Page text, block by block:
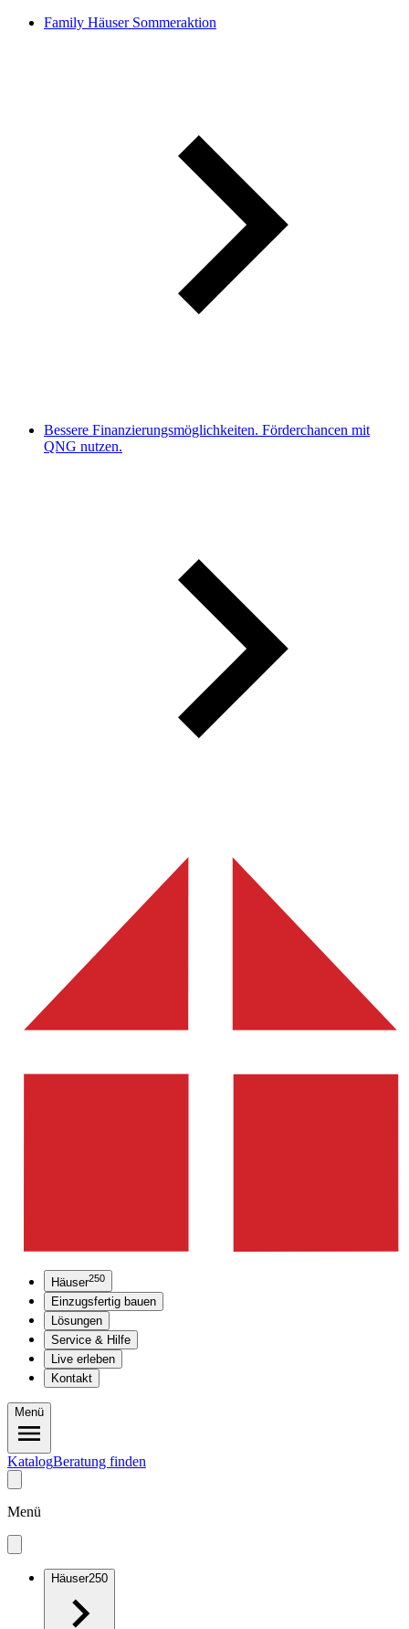
Family Häuser Sommeraktion
Bessere Finanzierungsmöglichkeiten. Förderchancen mit
QNG nutzen.
Häuser250
Einzugsfertig bauen
Lösungen
Service & Hilfe
Live erleben
Kontakt
Menü
KatalogBeratung finden
Menü
Häuser250